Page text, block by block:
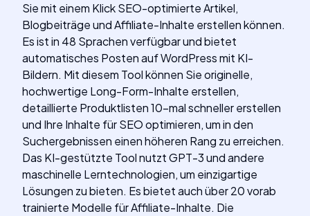
Sie mit einem Klick SEO-optimierte Artikel,
Blogbeiträge und Affiliate-Inhalte erstellen können.
Es ist in 48 Sprachen verfügbar und bietet
automatisches Posten auf WordPress mit KI-
Bildern. Mit diesem Tool können Sie originelle,
hochwertige Long-Form-Inhalte erstellen,
detaillierte Produktlisten 10-mal schneller erstellen
und Ihre Inhalte für SEO optimieren, um in den
Suchergebnissen einen höheren Rang zu erreichen.
Das KI-gestützte Tool nutzt GPT-3 und andere
maschinelle Lerntechnologien, um einzigartige
Lösungen zu bieten. Es bietet auch über 20 vorab
trainierte Modelle für Affiliate-Inhalte. Die